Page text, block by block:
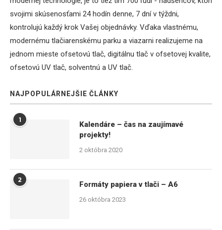
svojimi skúsenosťami 24 hodín denne, 7 dní v týždni,
kontrolujú každý krok Vašej objednávky. Vďaka vlastnému,
modernému tlačiarenskému parku a viazarni realizujeme na
jednom mieste ofsetovú tlač, digitálnu tlač v ofsetovej kvalite,
ofsetovú UV tlač, solventnú a UV tlač.
NAJPOPULÁRNEJŠIE ČLÁNKY
1
Kalendáre – čas na zaujímavé
projekty!
2 októbra 2020
2
Formáty papiera v tlači – A6
26 októbra 2023